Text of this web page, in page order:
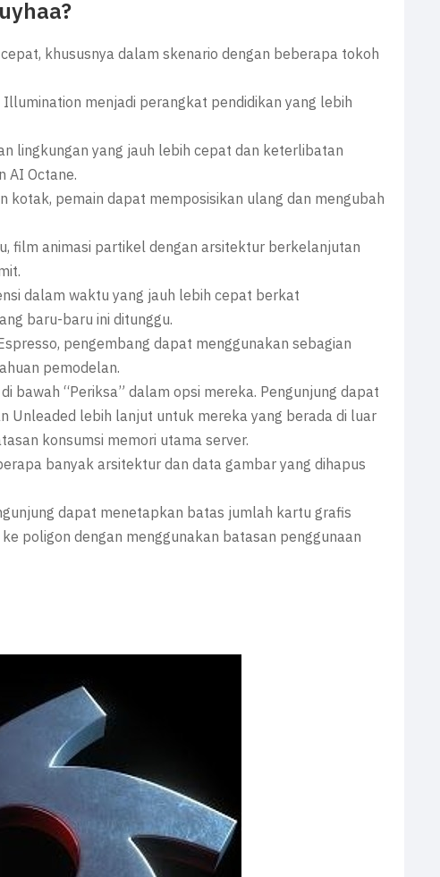
khususnya dalam skenario dengan beberapa tokoh
menjadi perangkat pendidikan yang lebih
lingkungan yang jauh lebih cepat dan keterlibatan
AI Octane.
kotak, pemain dapat memposisikan ulang dan mengubah
film animasi partikel dengan arsitektur berkelanjutan
dalam waktu yang jauh lebih cepat berkat
baru-baru ini ditunggu.
pengembang dapat menggunakan sebagian
pemodelan.
bawah “Periksa” dalam opsi mereka. Pengunjung dapat
Unleaded lebih lanjut untuk mereka yang berada di luar
konsumsi memori utama server.
banyak arsitektur dan data gambar yang dihapus
dapat menetapkan batas jumlah kartu grafis
poligon dengan menggunakan batasan penggunaan